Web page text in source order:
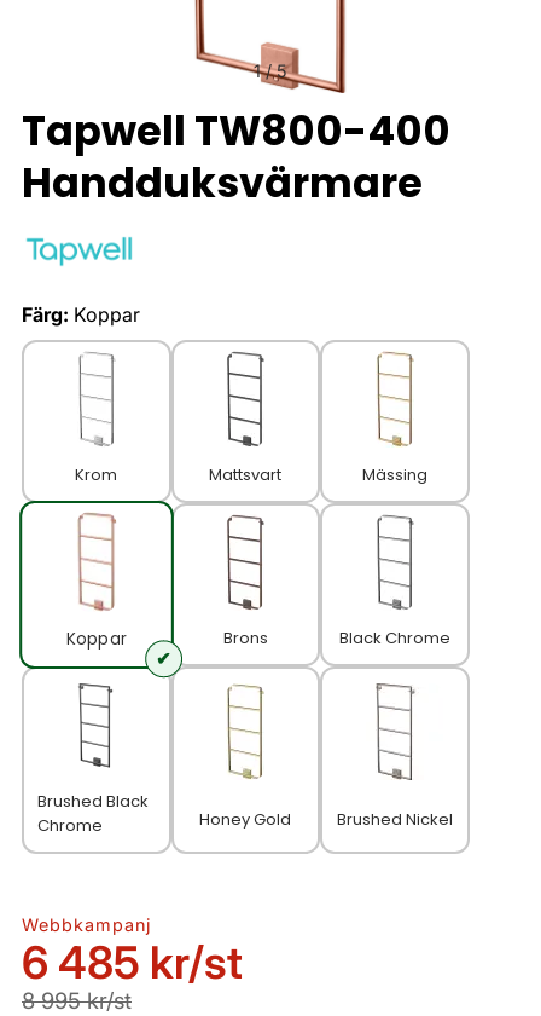
1/5
Tapwell TW800-400
Handduksvärmare
Färg: Koppar
Krom Mattsvart Mässing
Koppar Brons Black Chrome
Brushed Black
Chrome
Honey Gold Brushed Nickel
Webbkampanj
6 485 kr/st
8 995 kr/st